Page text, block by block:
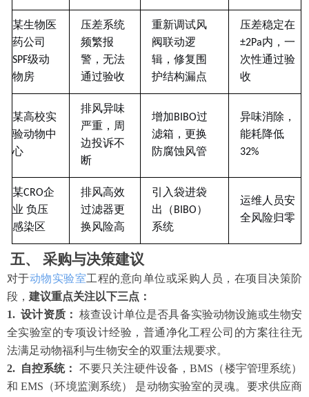
某生物医
药公司
SPF级动
物房
压差系统
频繁报
警，无法
通过验收
重新调试风
阀联动逻
辑，修复围
护结构漏点
压差稳定在
±2Pa内，一
次性通过验
收
某高校实
验动物中
心
排风异味
严重，周
边投诉不
断
增加BIBO过
滤箱，更换
防腐蚀风管
异味消除，
能耗降低
32%
某CRO企
业 负压
感染区
排风高效
过滤器更
换风险高
引入袋进袋
出（ BIBO）
系统
运维人员安
全风险归零
五、 采购与决策建议
对于动物实验室工程的意向单位或采购人员，在项目决策阶
段， 建议重点关注以下三点：
1. 设计资质：核查设计单位是否具备实验动物设施或生物安
全实验室的专项设计经验，普通净化工程公司的方案往往无
法满足动物福利与生物安全的双重法规要求。
2. 自控系统：
不要只关注硬件设备，BMS（楼宇管理系统）
和 EMS（环境监测系统） 是动物实验室的灵魂。要求供应商